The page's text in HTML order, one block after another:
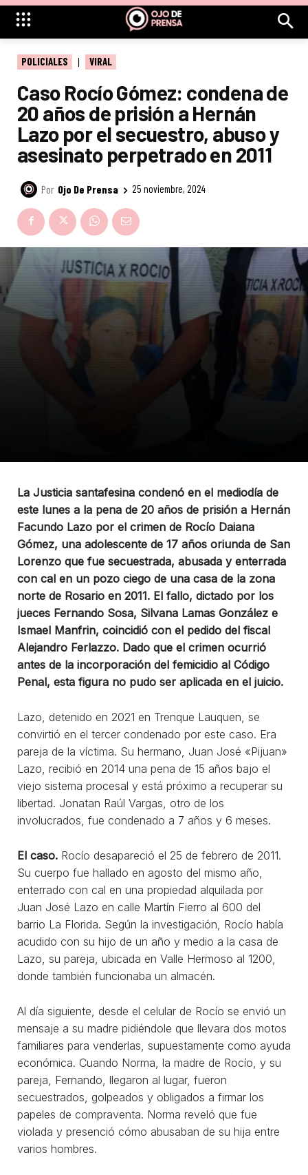
POLICIALES VIRAL
Caso Rocío Gómez: condena de
20 años de prisión a Hernán
Lazo por el secuestro, abuso y
asesinato perpetrado en 2011
Por Ojo De Prensa 25 noviembre, 2024
La Justicia santafesina condenó en el mediodía de
este lunes a la pena de 20 años de prisión a Hernán
Facundo Lazo por el crimen de Rocío Daiana
Gómez, una adolescente de 17 años oriunda de San
Lorenzo que fue secuestrada, abusada y enterrada
con cal en un pozo ciego de una casa de la zona
norte de Rosario en 2011. El fallo, dictado por los
jueces Fernando Sosa, Silvana Lamas González e
Ismael Manfrin, coincidió con el pedido del fiscal
Alejandro Ferlazzo. Dado que el crimen ocurrió
antes de la incorporación del femicidio al Código
Penal, esta figura no pudo ser aplicada en el juicio.
Lazo, detenido en 2021 en Trenque Lauquen, se
convirtió en el tercer condenado por este caso. Era
pareja de la víctima. Su hermano, Juan José «Pijuan»
Lazo, recibió en 2014 una pena de 15 años bajo el
viejo sistema procesal y está próximo a recuperar su
libertad. Jonatan Raúl Vargas, otro de los
involucrados, fue condenado a 7 años y 6 meses.
El caso. Rocío desapareció el 25 de febrero de 2011.
Su cuerpo fue hallado en agosto del mismo año,
enterrado con cal en una propiedad alquilada por
Juan José Lazo en calle Martín Fierro al 600 del
barrio La Florida. Según la investigación, Rocío había
acudido con su hijo de un año y medio a la casa de
Lazo, su pareja, ubicada en Valle Hermoso al 1200,
donde también funcionaba un almacén.
Al día siguiente, desde el celular de Rocío se envió un
mensaje a su madre pidiéndole que llevara dos motos
familiares para venderlas, supuestamente como ayuda
económica. Cuando Norma, la madre de Rocío, y su
pareja, Fernando, llegaron al lugar, fueron
secuestrados, golpeados y obligados a firmar los
papeles de compraventa. Norma reveló que fue
violada y presenció cómo abusaban de su hija entre
varios hombres.